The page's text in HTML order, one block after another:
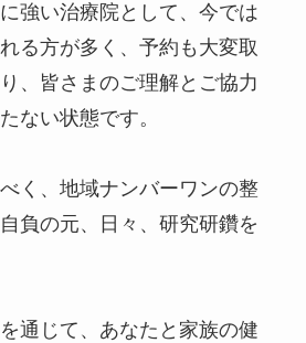
強い治療院として、今では
る方が多く、予約も大変取
、皆さまのご理解とご協力
ない状態です。
く、地域ナンバーワンの整
負の元、日々、研究研鑽を
通じて、あなたと家族の健